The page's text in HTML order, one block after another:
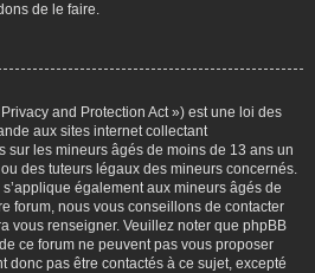
de le faire.
and Protection Act ») est une loi des
aux sites internet collectant
sur les mineurs âgés de moins de 13 ans un
des tuteurs légaux des mineurs concernés.
également aux mineurs âgés de
forum, nous vous conseillons de contacter
vous renseigner. Veuillez noter que phpBB
ce forum ne peuvent pas vous proposer
donc pas être contactés à ce sujet, excepté